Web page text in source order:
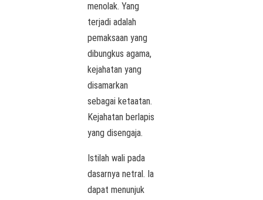
menolak. Yang
terjadi adalah
pemaksaan yang
dibungkus agama,
kejahatan yang
disamarkan
sebagai ketaatan.
Kejahatan berlapis
yang disengaja.
Istilah wali pada
dasarnya netral. Ia
dapat menunjuk